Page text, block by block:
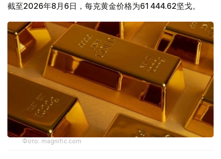
截至2026年8月6日，每克黄金价格为61 444.62坚戈。
Фото: magnific.com